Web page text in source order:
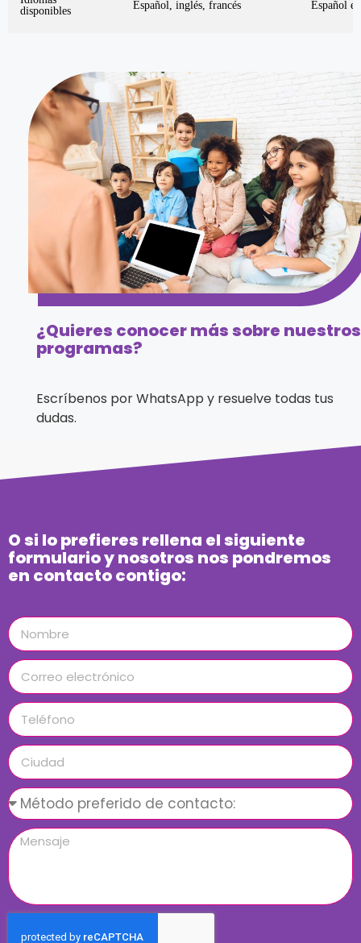
disponibles
Español, inglés, francés Español e
¿Quieres conocer más sobre nuestros
programas?
Escríbenos por WhatsApp y resuelve todas tus
dudas.
O si lo prefieres rellena el siguiente
formulario y nosotros nos pondremos
en contacto contigo: